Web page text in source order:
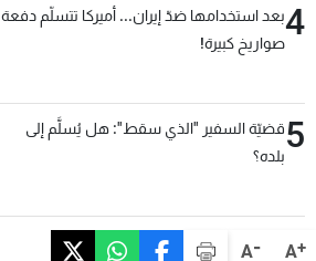
A+
A-
4بعد استخدامها ضدّ إيران... أميركا تتسلّم دفعة
صواريخ كبيرة!
5قضيّة السفير "الذي سقط": هل يُسلَّم إلى
بلده؟